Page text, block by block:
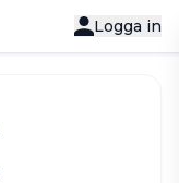
Logga in